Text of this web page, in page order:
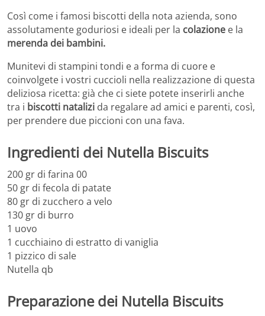
Così come i famosi biscotti della nota azienda, sono
assolutamente goduriosi e ideali per la colazione e la
merenda dei bambini.
Munitevi di stampini tondi e a forma di cuore e
coinvolgete i vostri cuccioli nella realizzazione di questa
deliziosa ricetta: già che ci siete potete inserirli anche
tra i biscotti natalizi da regalare ad amici e parenti, così,
per prendere due piccioni con una fava.
Ingredienti dei Nutella Biscuits
200 gr di farina 00
50 gr di fecola di patate
80 gr di zucchero a velo
130 gr di burro
1 uovo
1 cucchiaino di estratto di vaniglia
1 pizzico di sale
Nutella qb
Preparazione dei Nutella Biscuits